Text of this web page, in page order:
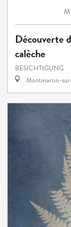
Découverte
calèche
BESICHTIGUNG
Montmartin-